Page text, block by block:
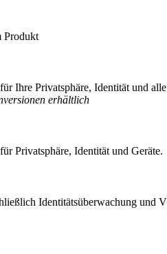
Produkt
Ihre Privatsphäre, Identität und
erhältlich
Privatsphäre, Identität und Geräte.
Identitätsüberwachung und